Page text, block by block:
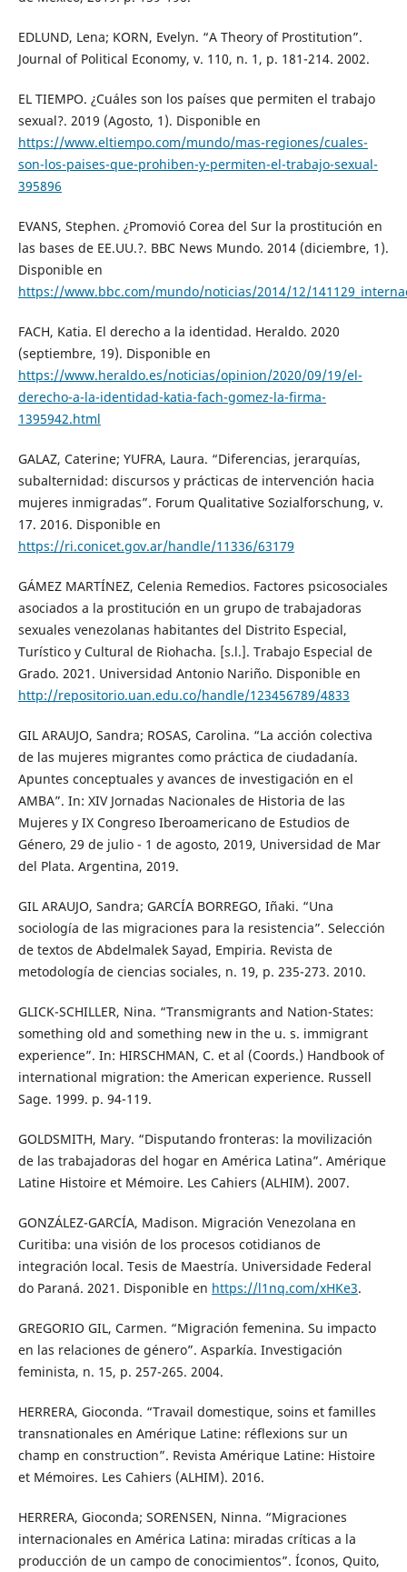
EDLUND, Lena; KORN, Evelyn. “A Theory of Prostitution”.
Journal of Political Economy, v. 110, n. 1, p. 181-214. 2002.
EL TIEMPO. ¿Cuáles son los países que permiten el trabajo
sexual?. 2019 (Agosto, 1). Disponible en
https://www.eltiempo.com/mundo/mas-regiones/cuales-
son-los-paises-que-prohiben-y-permiten-el-trabajo-sexual-
395896
EVANS, Stephen. ¿Promovió Corea del Sur la prostitución en
las bases de EE.UU.?. BBC News Mundo. 2014 (diciembre, 1).
Disponible en
https://www.bbc.com/mundo/noticias/2014/12/
FACH, Katia. El derecho a la identidad. Heraldo. 2020
(septiembre, 19). Disponible en
https://www.heraldo.es/noticias/opinion/2020/09/19/el-
derecho-a-la-identidad-katia-fach-gomez-la-firma-
1395942.html
GALAZ, Caterine; YUFRA, Laura. “Diferencias, jerarquías,
subalternidad: discursos y prácticas de intervención hacia
mujeres inmigradas”. Forum Qualitative Sozialforschung, v.
17. 2016. Disponible en
https://ri.conicet.gov.ar/handle/11336/63179
GÁMEZ MARTÍNEZ, Celenia Remedios. Factores psicosociales
asociados a la prostitución en un grupo de trabajadoras
sexuales venezolanas habitantes del Distrito Especial,
Turístico y Cultural de Riohacha. [s.l.]. Trabajo Especial de
Grado. 2021. Universidad Antonio Nariño. Disponible en
http://repositorio.uan.edu.co/handle/123456789/4833
GIL ARAUJO, Sandra; ROSAS, Carolina. “La acción colectiva
de las mujeres migrantes como práctica de ciudadanía.
Apuntes conceptuales y avances de investigación en el
AMBA”. In: XIV Jornadas Nacionales de Historia de las
Mujeres y IX Congreso Iberoamericano de Estudios de
Género, 29 de julio - 1 de agosto, 2019, Universidad de Mar
del Plata. Argentina, 2019.
GIL ARAUJO, Sandra; GARCÍA BORREGO, Iñaki. “Una
sociología de las migraciones para la resistencia”. Selección
de textos de Abdelmalek Sayad, Empiria. Revista de
metodología de ciencias sociales, n. 19, p. 235-273. 2010.
GLICK-SCHILLER, Nina. “Transmigrants and Nation-States:
something old and something new in the u. s. immigrant
experience”. In: HIRSCHMAN, C. et al (Coords.) Handbook of
international migration: the American experience. Russell
Sage. 1999. p. 94-119.
GOLDSMITH, Mary. “Disputando fronteras: la movilización
de las trabajadoras del hogar en América Latina”. Amérique
Latine Histoire et Mémoire. Les Cahiers (ALHIM). 2007.
GONZÁLEZ-GARCÍA, Madison. Migración Venezolana en
Curitiba: una visión de los procesos cotidianos de
integración local. Tesis de Maestría. Universidade Federal
do Paraná. 2021. Disponible en https://l1nq.com/xHKe3.
GREGORIO GIL, Carmen. “Migración femenina. Su impacto
en las relaciones de género”. Asparkía. Investigación
feminista, n. 15, p. 257-265. 2004.
HERRERA, Gioconda. “Travail domestique, soins et familles
transnationales en Amérique Latine: réflexions sur un
champ en construction”. Revista Amérique Latine: Histoire
et Mémoires. Les Cahiers (ALHIM). 2016.
HERRERA, Gioconda; SORENSEN, Ninna. “Migraciones
internacionales en América Latina: miradas críticas a la
producción de un campo de conocimientos”. Íconos, Quito,